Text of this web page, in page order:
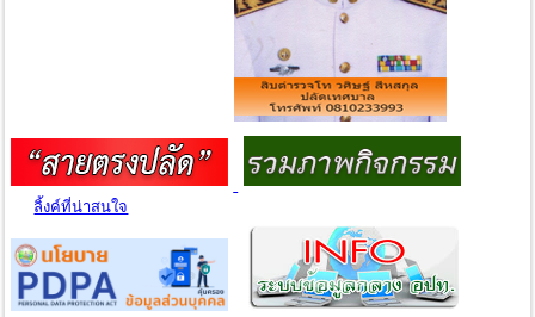
ลิ้งค์ที่น่าสนใจ